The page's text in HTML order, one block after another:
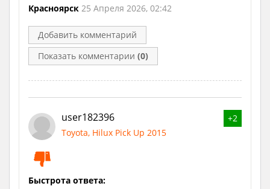
Красноярск 25 Апреля 2026, 02:42
Добавить комментарий
Показать комментарии (0)
+2
user182396
Toyota, Hilux Pick Up 2015
Быстрота ответа: